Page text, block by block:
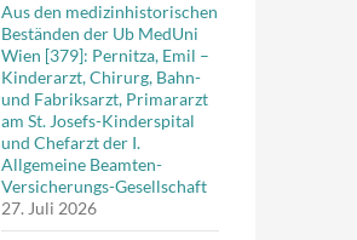
Aus den medizinhistorischen
Beständen der Ub MedUni
Wien [379]: Pernitza, Emil –
Kinderarzt, Chirurg, Bahn-
und Fabriksarzt, Primararzt
am St. Josefs-Kinderspital
und Chefarzt der I.
Allgemeine Beamten-
Versicherungs-Gesellschaft
27. Juli 2026